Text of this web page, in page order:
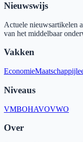
Nieuwswijs
Actuele nieuwsartikelen
van het middelbaar
Vakken
Economie
Niveaus
VMBOHAVOVWO
Over